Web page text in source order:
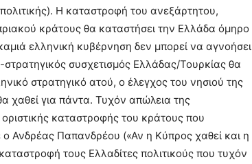
Η καταστροφή του ανεξάρτητου,
κράτους θα καταστήσει την Ελλάδα όμηρο
ελληνική κυβέρνηση δεν μπορεί να αγνοήσει
συσχετισμός Ελλάδας/Τουρκίας θα
στρατηγικό ατού, ο έλεγχος του νησιού της
χαθεί για πάντα. Τυχόν απώλεια της
καταστροφής του κράτους που
Ανδρέας Παπανδρέου («Αν η Κύπρος χαθεί και η
τους Ελλαδίτες πολιτικούς που τυχόν